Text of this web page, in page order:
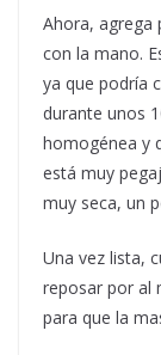
Ahora, agrega
con la mano.
ya que podría
durante unos
homogénea y
está muy
muy seca, un
Una vez lista,
reposar por al
para que la